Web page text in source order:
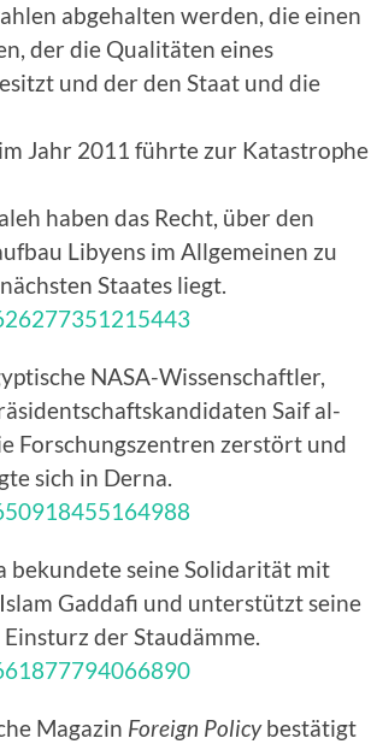
abgehalten werden, die einen
der die Qualitäten eines
und der den Staat und die
Jahr 2011 führte zur Katastrophe
haben das Recht, über den
Libyens im Allgemeinen zu
Staates liegt.
NASA-Wissenschaftler,
Saif al-
Forschungszentren zerstört und
sich in Derna.
bekundete seine Solidarität mit
Gaddafi und unterstützt seine
der Staudämme.
Magazin Foreign Policybestätigt